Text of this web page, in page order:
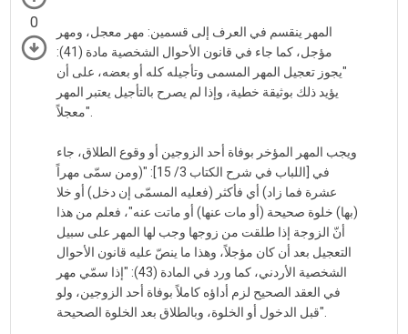
0
المهر ينقسم في العرف إلى قسمين: مهر معجل، ومهر
مؤجل، كما جاء في قانون الأحوال الشخصية مادة (41):
"يجوز تعجيل المهر المسمى وتأجيله كله أو بعضه، على أن
يؤيد ذلك بوثيقة خطية، وإذا لم يصرح بالتأجيل يعتبر المهر
معجلاً".
ويجب المهر المؤخر بوفاة أحد الزوجين أو وقوع الطلاق، جاء
في [اللباب في شرح الكتاب 3/ 15]: "(ومن سمّى مهراً
عشرة فما زاد) أي فأكثر (فعليه المسمّى إن دخل) أو خلا
(بها) خلوة صحيحة (أو مات عنها) أو ماتت عنه"، فعلم من هذا
أنّ الزوجة إذا طلقت من زوجها وجب لها المهر على سبيل
التعجيل بعد أن كان مؤجلاً، وهذا ما ينصّ عليه قانون الأحوال
الشخصية الأردني، كما ورد في المادة (43): "إذا سمّي مهر
في العقد الصحيح لزم أداؤه كاملاً بوفاة أحد الزوجين، ولو
قبل الدخول أو الخلوة، وبالطلاق بعد الخلوة الصحيحة".